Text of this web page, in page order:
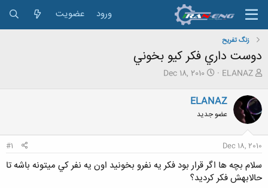
ورود عضویت
زنگ تفريح
دوست داري فكر كيو بخوني
ش
و
ع
ک
ن
ن
د
ه
م
و
ELANAZ
ت
ر
ی
خ
ر
ع
Dec 18, 2010
ELANAZ
عضو جدید
Dec 18, 2010
#1
سلام بچه ها اگر قرار بود فكر يه نفرو بخونيد اون يه نفر كي ميتونه باشه تا
حالابهش فكر كرديد؟